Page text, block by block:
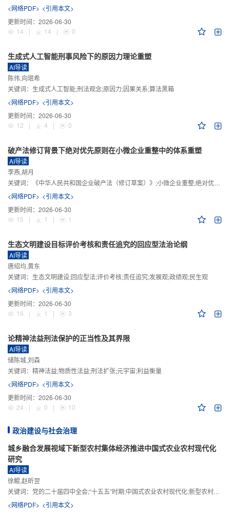
<网络PDF> <引用本文>
更新时间： 2026-06-30
14
| 14 | 0
生成式人工智能刑事风险下的原因力理论重塑
AI导读
陈伟,向珉希
关键词： 生成式人工智能;刑法观念;原因力;因果关系;算法黑箱
<网络PDF> <引用本文>
更新时间： 2026-06-30
12
| 4 | 0
破产法修订背景下绝对优先原则在小微企业重整中的体系重塑
AI导读
李燕,胡月
关键词：
《中华人民共和国企业破产法（修订草案）》;小微企业重整;绝对优先原则;股东权益保留;预期可支配收入标准
<网络PDF> <引用本文>
更新时间： 2026-06-30
15
| 1 | 1
生态文明建设目标评价考核和责任追究的回应型法治论纲
AI导读
唐绍均,黄东
关键词： 生态文明建设;回应型法;评价考核;责任追究;发展观;政绩观;民生观
<网络PDF> <引用本文>
更新时间： 2026-06-30
16
| 1 | 3
论精神法益刑法保护的正当性及其界限
AI导读
储陈城,刘森
关键词： 精神法益;物质性法益;刑法扩张;元宇宙;利益衡量
<网络PDF> <引用本文>
更新时间： 2026-06-30
24
| 0 | 10
政治建设与社会治理
城乡融合发展视域下新型农村集体经济推进中国式农业农村现代化
研究
AI导读
徐鲲,赵昕翌
关键词： 党的二十届四中全会;“十五五”时期;中国式农业农村现代化;新型农村集体经济;城乡融合发展;新质生产力
<网络PDF> <引用本文>